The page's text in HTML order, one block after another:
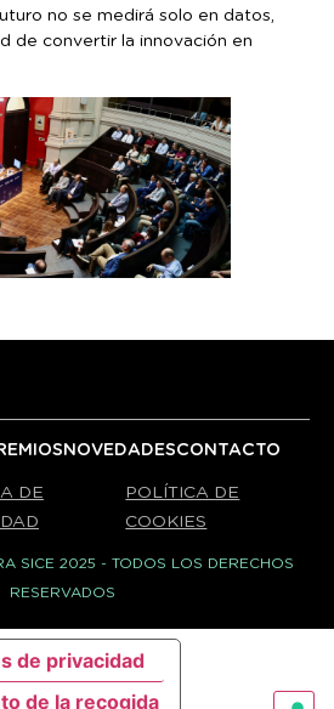
no se medirá solo en datos,
de convertir la innovación en
NOVEDADESCONTACTO
DE
POLÍTICA DE
COOKIES
SICE 2025 - TODOS LOS DERECHOS
RESERVADOS
de la recogida
de privacidad